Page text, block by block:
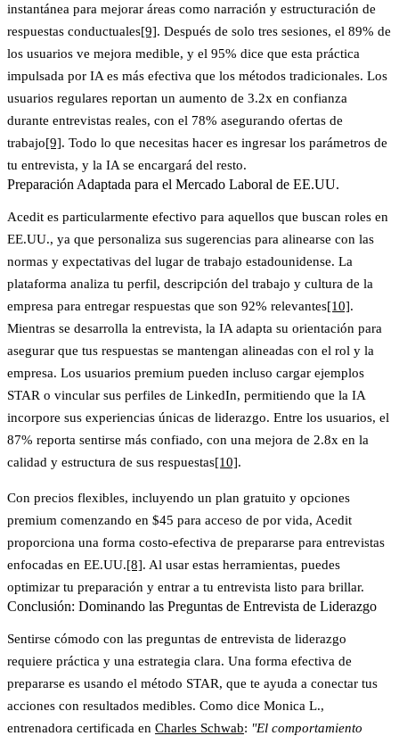
instantánea para mejorar áreas como narración y estructuración de
respuestas conductuales[9]. Después de solo tres sesiones, el 89% de
los usuarios ve mejora medible, y el 95% dice que esta práctica
impulsada por IA es más efectiva que los métodos tradicionales. Los
usuarios regulares reportan un aumento de 3.2x en confianza
durante entrevistas reales, con el 78% asegurando ofertas de
trabajo[9]. Todo lo que necesitas hacer es ingresar los parámetros de
tu entrevista, y la IA se encargará del resto.
Preparación Adaptada para el Mercado Laboral de EE.UU.
Acedit es particularmente efectivo para aquellos que buscan roles en
EE.UU., ya que personaliza sus sugerencias para alinearse con las
normas y expectativas del lugar de trabajo estadounidense. La
plataforma analiza tu perfil, descripción del trabajo y cultura de la
empresa para entregar respuestas que son 92% relevantes[10].
Mientras se desarrolla la entrevista, la IA adapta su orientación para
asegurar que tus respuestas se mantengan alineadas con el rol y la
empresa. Los usuarios premium pueden incluso cargar ejemplos
STAR o vincular sus perfiles de LinkedIn, permitiendo que la IA
incorpore sus experiencias únicas de liderazgo. Entre los usuarios, el
87% reporta sentirse más confiado, con una mejora de 2.8x en la
calidad y estructura de sus respuestas[10].
Con precios flexibles, incluyendo un plan gratuito y opciones
premium comenzando en $45 para acceso de por vida, Acedit
proporciona una forma costo-efectiva de prepararse para entrevistas
enfocadas en EE.UU.[8]. Al usar estas herramientas, puedes
optimizar tu preparación y entrar a tu entrevista listo para brillar.
Conclusión: Dominando las Preguntas de Entrevista de Liderazgo
Sentirse cómodo con las preguntas de entrevista de liderazgo
requiere práctica y una estrategia clara. Una forma efectiva de
prepararse es usando el método STAR, que te ayuda a conectar tus
acciones con resultados medibles. Como dice Monica L.,
entrenadora certificada en Charles Schwab: "El comportamiento